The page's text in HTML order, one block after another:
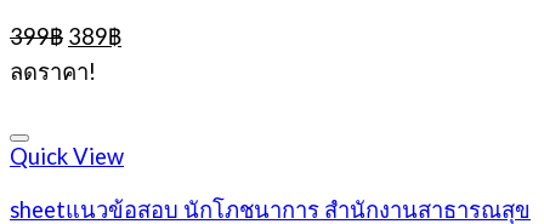
399฿ Original
price
was:
389฿Current
ลดราคา!
Quick View
sheetแนวข้อสอบ นักโภชนาการ สำนักงานสาธารณสุข